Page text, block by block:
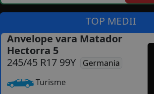
TOP MEDII
Anvelope vara Matador
Hectorra 5
245/45 R17 99Y
Germania
Turisme